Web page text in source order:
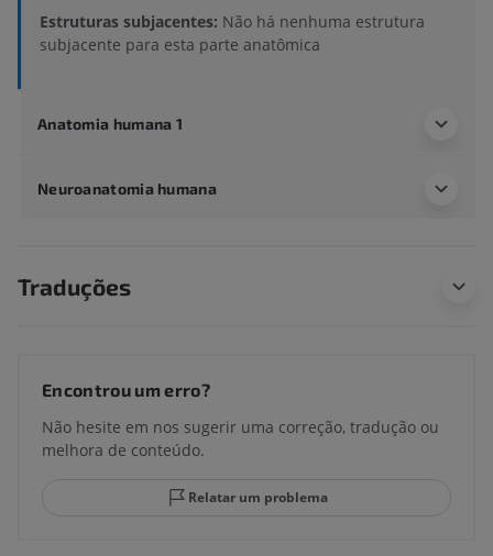
Estruturas subjacentes: Não há nenhuma estrutura
subjacente para esta parte anatômica
Anatomia humana 1
Neuroanatomia humana
Traduções
Encontrou um erro?
Não hesite em nos sugerir uma correção, tradução ou
melhora de conteúdo.
Relatar um problema